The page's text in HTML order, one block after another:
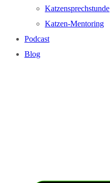
Katzensprechstunde
Katzen-Mentoring
Podcast
Blog